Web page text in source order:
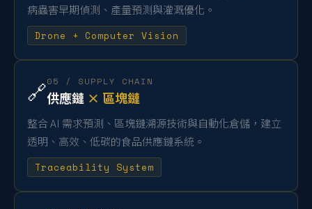
病蟲害早期偵測、產量預測與灌溉優化。
Drone + Computer Vision
🔗05 / SUPPLY CHAIN
供應鏈 × 區塊鏈
整合 AI 需求預測、區塊鏈溯源技術與自動化倉儲，建立
透明、高效、低碳的食品供應鏈系統。
Traceability System